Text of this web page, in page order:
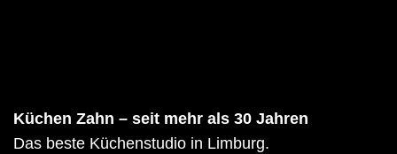
Küchen Zahn – seit mehr als 30 Jahren
Das beste Küchenstudio in Limburg.